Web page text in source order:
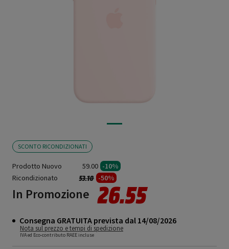
SCONTO RICONDIZIONATI
Prodotto Nuovo 59.00 -10%
Ricondizionato
Prezzo ridotto da
53.10a -50%
In Promozione 26.55
Consegna GRATUITA prevista dal 14/08/2026
Nota sul prezzo e tempi di spedizione
IVA ed Eco-contributo RAEE incluse